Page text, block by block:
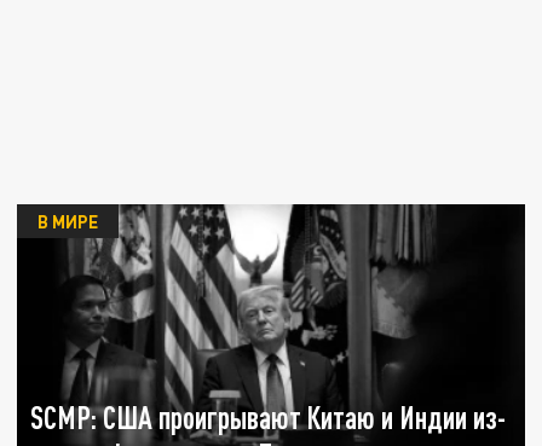
SCMP: США проигрывают Китаю и Индии из-
В МИРЕ